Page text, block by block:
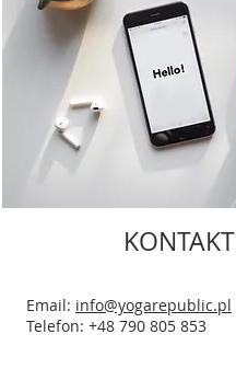
KONTAKT
Email: info@yogarepublic.pl
Telefon: +48 790 805 853